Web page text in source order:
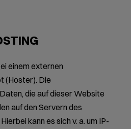
einem externen
(Hoster). Die
die auf dieser Website
auf den Servern des
kann es sich v. a. um IP-